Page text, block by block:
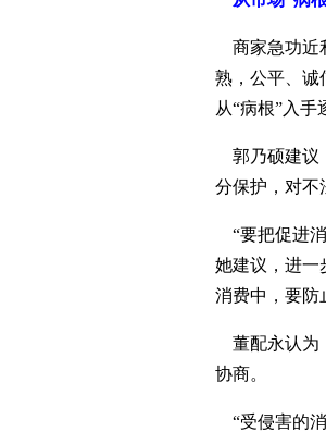
商家急功近
熟，公平、诚
从“病根”入手
郭乃硕建议
分保护，对不
“要把促进消
她建议，进一
消费中，要防
董配永认为
协商。
“受侵害的